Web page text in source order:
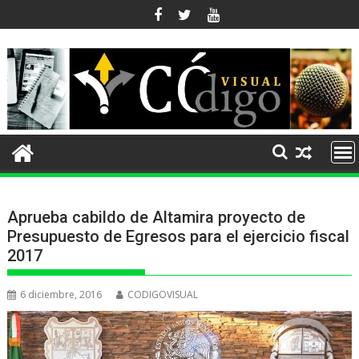
al
contenido
Aprueba cabildo de Altamira proyecto de
Presupuesto de Egresos para el ejercicio fiscal
2017
6 diciembre, 2016 CODIGOVISUAL